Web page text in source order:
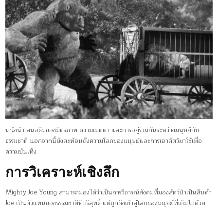
หนังนำเสนอธีมของมิตรภาพ ความเมตตา และการอยู่ร่วมกันระหว่างมนุษย์กับ
ธรรมชาติ นอกจากนี้ยังสะท้อนถึงความโลภของมนุษย์และการเอาสัตว์มาใช้เพื่อ
ความบันเทิง
การวิเคราะห์เชิงลึก
Mighty Joe Young สามารถมองได้ว่าเป็นการวิจารณ์สังคมที่มองสัตว์ป่าเป็นสินค้า
Joe เป็นตัวแทนของธรรมชาติที่บริสุทธิ์ แต่ถูกดึงเข้าสู่โลกของมนุษย์ที่เต็มไปด้วย